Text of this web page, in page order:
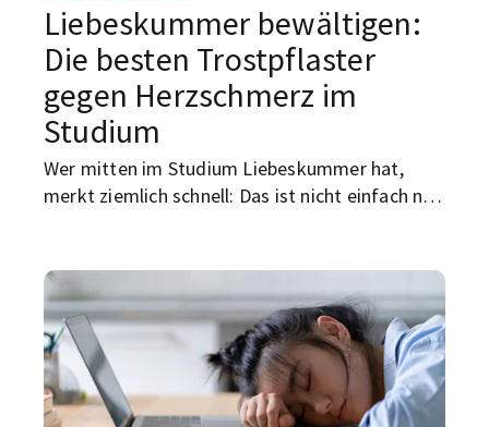
Liebeskummer bewältigen:
Die besten Trostpflaster
gegen Herzschmerz im
Studium
Wer mitten im Studium Liebeskummer hat,
merkt ziemlich schnell: Das ist nicht einfach nur
Kopfkino, null Konzentration und dem Gefühl,
dass plötzlich schon der Weg zur Vorlesung wie
ein emotionaler Hindernisparcours wirkt. Und
natürlich kommt Herzschmerz nie dann, wenn
der Kalender leer und das Leben entspannt ist.